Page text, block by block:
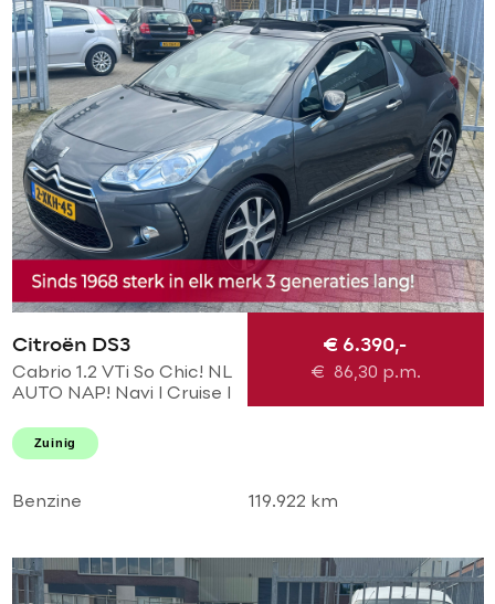
Citroën DS3
Cabrio 1.2 VTi So Chic! NL
AUTO NAP! Navi l Cruise l
riem l Dealer OH l
NIEUWSTAAT!
€ 6.390,-
€ 86,30 p.m.
Zuinig
Benzine 119.922 km